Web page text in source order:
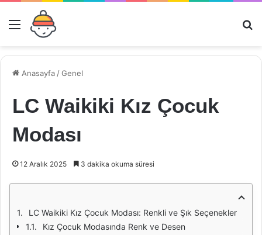
Menü
Anasayfa /Genel
LC Waikiki Kız Çocuk
Modası
12 Aralık 2025 3 dakika okuma süresi
LC Waikiki Kız Çocuk Modası: Renkli ve Şık Seçenekler
Kız Çocuk Modasında Renk ve Desen